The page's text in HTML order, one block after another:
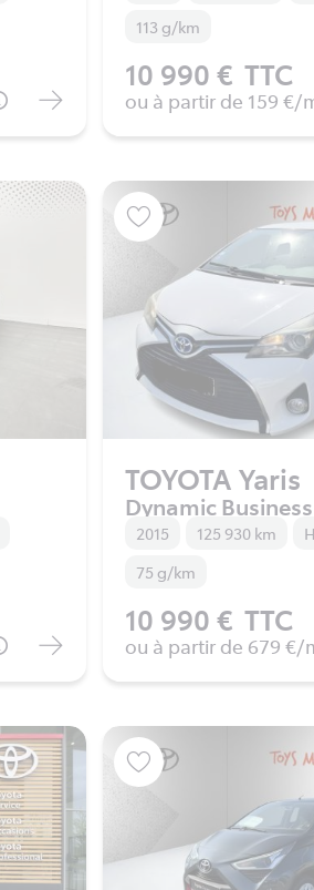
113 g/km
10 990 € TTC
ou à partir de 159 €/
TOYOTA Yaris
Dynamic Business
2015 125 930 km
75 g/km
10 990 € TTC
ou à partir de 679 €/